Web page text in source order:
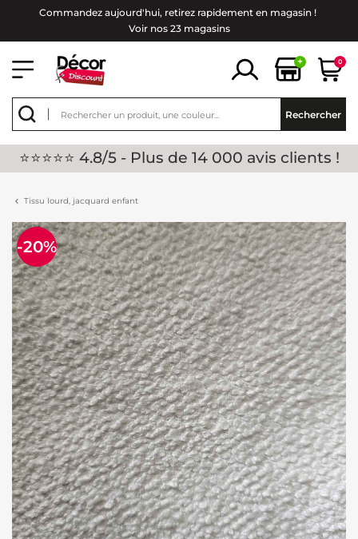
Commandez aujourd'hui, retirez rapidement en magasin !
Voir nos 23 magasins
+ 0
Rechercher
⭐⭐⭐⭐⭐ 4.8/5 - Plus de 14 000 avis clients !
Tissu lourd, jacquard enfant
-20%